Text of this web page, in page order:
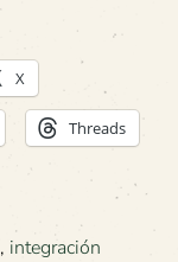
X
Threads
, integración